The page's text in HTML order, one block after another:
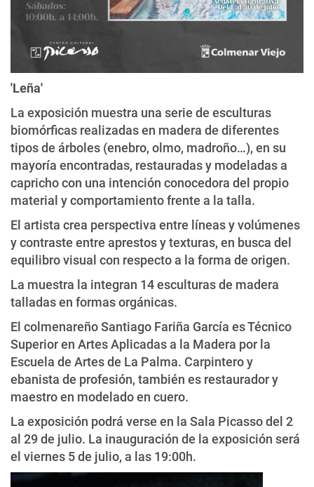
'Leña'
La exposición muestra una serie de esculturas
biomórficas realizadas en madera de diferentes
tipos de árboles (enebro, olmo, madroño…), en su
mayoría encontradas, restauradas y modeladas a
capricho con una intención conocedora del propio
material y comportamiento frente a la talla.
El artista crea perspectiva entre líneas y volúmenes
y contraste entre aprestos y texturas, en busca del
equilibro visual con respecto a la forma de origen.
La muestra la integran 14 esculturas de madera
talladas en formas orgánicas.
El colmenareño Santiago Fariña García es Técnico
Superior en Artes Aplicadas a la Madera por la
Escuela de Artes de La Palma. Carpintero y
ebanista de profesión, también es restaurador y
maestro en modelado en cuero.
La exposición podrá verse en la Sala Picasso del 2
al 29 de julio. La inauguración de la exposición será
el viernes 5 de julio, a las 19:00h.